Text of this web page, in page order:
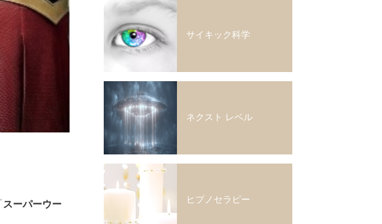
スーパーウー
サイキック科学
ネクスト レベル
ヒプノセラピー